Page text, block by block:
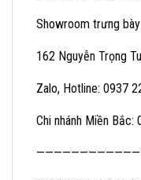
Showroom trưng
162 Nguyễn Trọng
Zalo, Hotline: 0937
Chi nhánh Miền Bắc: